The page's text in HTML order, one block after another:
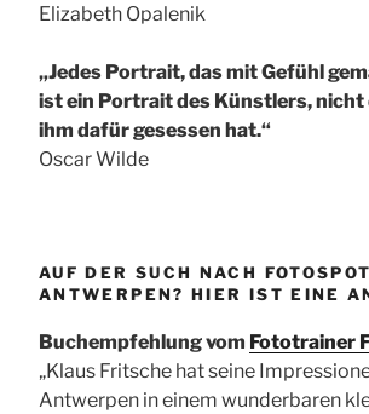
Elizabeth Opalenik
„Jedes Portrait, das mit Gefühl
ist ein Portrait des Künstlers, nicht
ihm dafür gesessen hat.“
Oscar Wilde
AUF DER SUCH NACH
ANTWERPEN? HIER IST EINE
Buchempfehlung vom Fototrainer
„Klaus Fritsche hat seine
Antwerpen in einem wunderbaren